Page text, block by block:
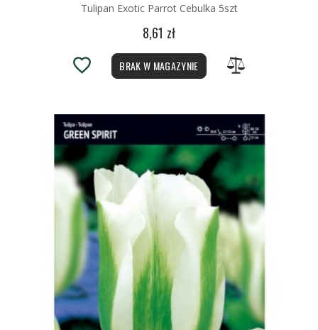
Tulipan Exotic Parrot Cebulka 5szt
8,61 zł
BRAK W MAGAZYNIE